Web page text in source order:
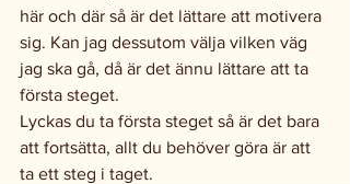
här och där så är det lättare att motivera
sig. Kan jag dessutom välja vilken väg
jag ska gå, då är det ännu lättare att ta
första steget.
Lyckas du ta första steget så är det bara
att fortsätta, allt du behöver göra är att
ta ett steg i taget.